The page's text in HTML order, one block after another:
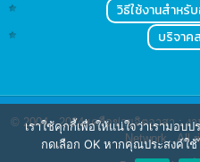
วิธีใช้งานสำหรั
บริจา
© 2004 - 2024เครือข่ายจิตอาสา : ง
Network. All
เราใช้คุกกี้เพื่อให้แน่ใจว่าเรามอ
กดเลือก OK หากคุณประสงค์ใ